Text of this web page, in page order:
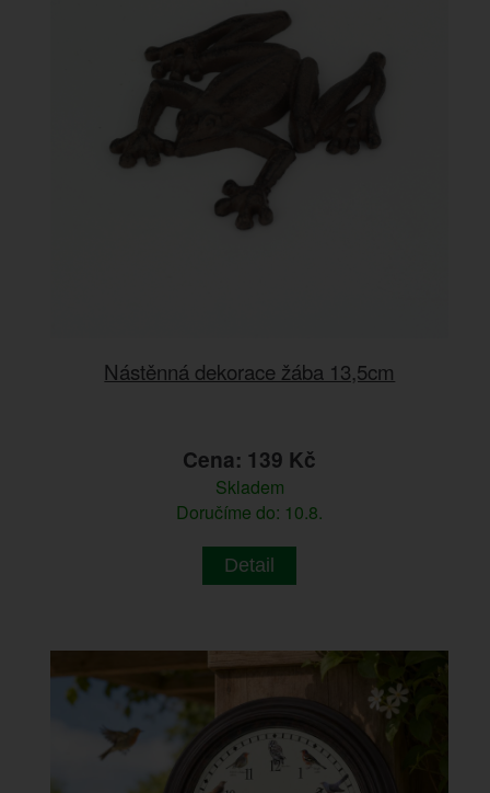
Nástěnná dekorace žába 13,5cm
Cena: 139 Kč
Skladem
Doručíme do: 10.8.
Detail